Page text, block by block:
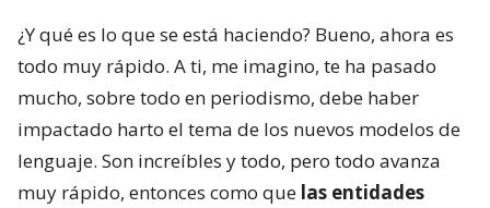
¿Y qué es lo que se está haciendo? Bueno, ahora es
todo muy rápido. A ti, me imagino, te ha pasado
mucho, sobre todo en periodismo, debe haber
impactado harto el tema de los nuevos modelos de
lenguaje. Son increíbles y todo, pero todo avanza
muy rápido, entonces como que las entidades